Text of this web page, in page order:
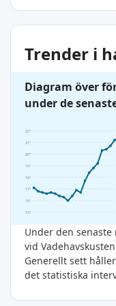
Trender i
Diagram över
under de
15°
16°
17°
18°
19°
20°
21°
22°
Under den
vid
Generellt sett
det statistiska